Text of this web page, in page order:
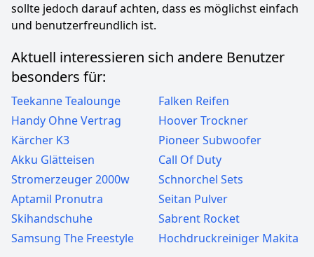
sollte jedoch darauf achten, dass es möglichst einfach
und benutzerfreundlich ist.
Aktuell interessieren sich andere Benutzer
besonders für:
Teekanne Tealounge
Falken Reifen
Handy Ohne Vertrag
Hoover Trockner
Kärcher K3
Pioneer Subwoofer
Akku Glätteisen
Call Of Duty
Stromerzeuger 2000w
Schnorchel Sets
Aptamil Pronutra
Seitan Pulver
Skihandschuhe
Sabrent Rocket
Samsung The Freestyle
Hochdruckreiniger Makita